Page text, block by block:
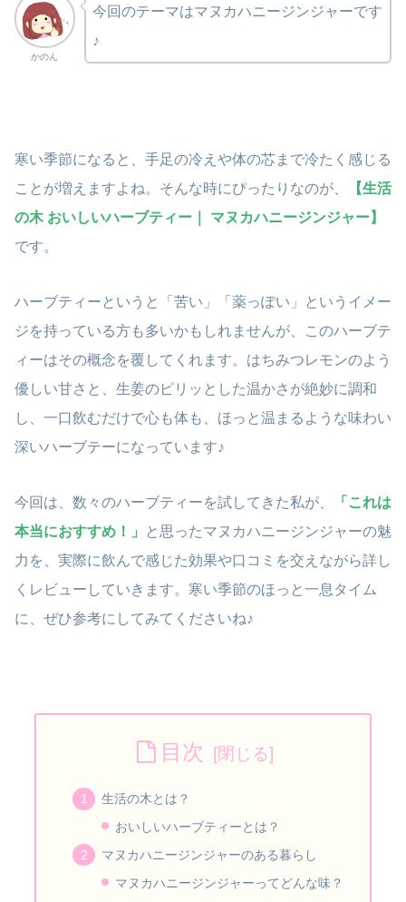
かのん
今回のテーマはマヌカハニージンジャーです
♪
寒い季節になると、手足の冷えや体の芯まで冷たく感じる
ことが増えますよね。そんな時にぴったりなのが、
【生活
の木 おいしいハーブティー｜ マヌカハニージンジャー】
です。
ハーブティーというと「苦い」「薬っぽい」というイメー
ジを持っている方も多いかもしれませんが、このハーブテ
ィーはその概念を覆してくれます。はちみつレモンのよう
優しい甘さと、生姜のピリッとした温かさが絶妙に調和
し、一口飲むだけで心も体も、ほっと温まるような味わい
深いハーブテーになっています♪
今回は、数々のハーブティーを試してきた私が、
「これは
本当におすすめ！」
と思ったマヌカハニージンジャーの魅
力を、実際に飲んで感じた効果や口コミを交えながら詳し
くレビューしていきます。寒い季節のほっと一息タイム
に、ぜひ参考にしてみてくださいね♪
目次
生活の木とは？
おいしいハーブティーとは？
マヌカハニージンジャーのある暮らし
マヌカハニージンジャーってどんな味？